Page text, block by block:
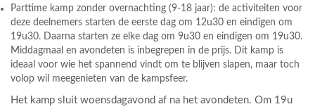
Parttime kamp zonder overnachting (9-18 jaar): de activiteiten voor
deze deelnemers starten de eerste dag om 12u30 en eindigen om
19u30. Daarna starten ze elke dag om 9u30 en eindigen om 19u30.
Middagmaal en avondeten is inbegrepen in de prijs. Dit kamp is
ideaal voor wie het spannend vindt om te blijven slapen, maar toch
volop wil meegenieten van de kampsfeer.
Het kamp sluit woensdagavond af na het avondeten. Om 19u